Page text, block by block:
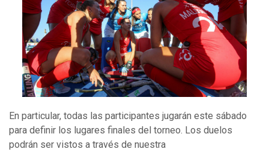
En particular, todas las participantes jugarán este sábado
para definir los lugares finales del torneo. Los duelos
podrán ser vistos a través de nuestra